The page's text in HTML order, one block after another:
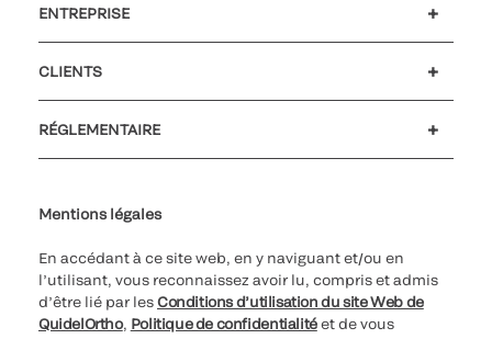
ENTREPRISE
CLIENTS
RÉGLEMENTAIRE
Mentions légales
En accédant à ce site web, en y naviguant et/ou en
l’utilisant, vous reconnaissez avoir lu, compris et admis
d’être lié par lesConditions d’utilisation du site Web de
QuidelOrtho, Politique de confidentialitéet de vous